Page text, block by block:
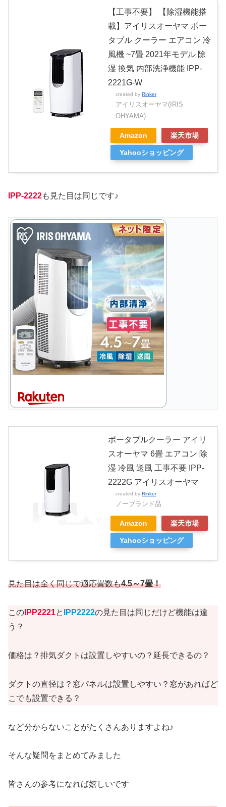
【工事不要】 【除湿機能搭
載】アイリスオーヤマ ポー
タブル クーラー エアコン 冷
風機 ~7畳 2021年モデル 除
湿 換気 内部洗浄機能 IPP-
2221G-W
created by Rinker
アイリスオーヤマ(IRIS
OHYAMA)
Amazon 楽天市場
Yahooショッピング
IPP-2222も見た目は同じです♪
ポータブルクーラー アイリ
スオーヤマ 6畳 エアコン 除
湿 冷風 送風 工事不要 IPP-
2222G アイリスオーヤマ
created by Rinker
ノーブランド品
Amazon 楽天市場
Yahooショッピング
見た目は全く同じで適応畳数も4.5～7畳！
この IPP2221と IPP2222の見た目は同じだけど機能は違
う？
価格は？排気ダクトは設置しやすいの？延長できるの？
ダクトの直径は？窓パネルは設置しやすい？窓があればど
こでも設置できる？
など分からないことがたくさんありますよね♪
そんな疑問をまとめてみました
皆さんの参考になれば嬉しいです